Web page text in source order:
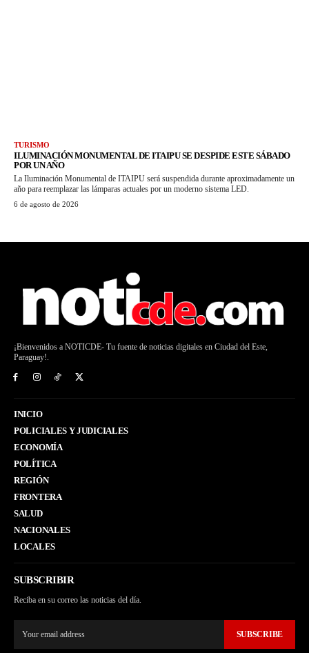
TURISMO
ILUMINACIÓN MONUMENTAL DE ITAIPU SE DESPIDE ESTE SÁBADO
POR UN AÑO
La Iluminación Monumental de ITAIPU será suspendida durante aproximadamente un
año para reemplazar las lámparas actuales por un moderno sistema LED.
6 de agosto de 2026
¡Bienvenidos a NOTICDE- Tu fuente de noticias digitales en Ciudad del Este,
Paraguay!.
INICIO
POLICIALES Y JUDICIALES
ECONOMÍA
POLÍTICA
REGIÓN
FRONTERA
SALUD
NACIONALES
LOCALES
SUBSCRIBIR
Reciba en su correo las noticias del día.
SUBSCRIBE